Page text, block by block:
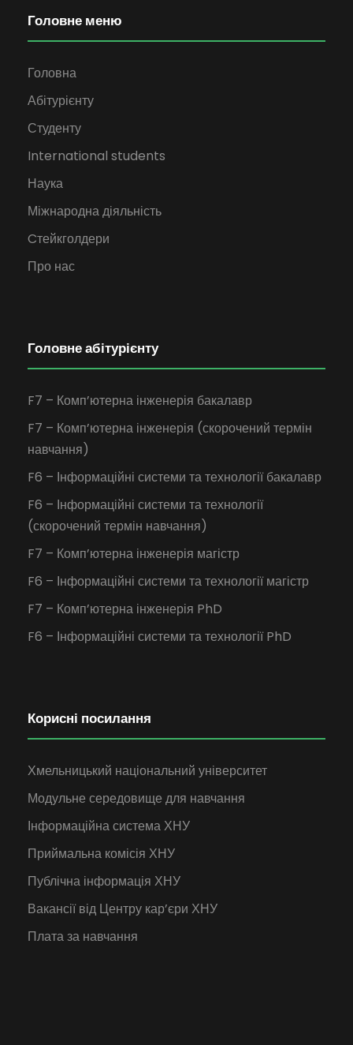
Головне меню
Головна
Абітурієнту
Студенту
International students
Наука
Міжнародна діяльність
Cтейкголдери
Про нас
Головне абітурієнту
F7 – Комп’ютерна інженерія бакалавр
F7 – Комп’ютерна інженерія (скорочений термін
навчання)
F6 – Інформаційні системи та технології бакалавр
F6 – Інформаційні системи та технології
(скорочений термін навчання)
F7 – Комп’ютерна інженерія магістр
F6 – Інформаційні системи та технології магістр
F7 – Комп’ютерна інженерія PhD
F6 – Інформаційні системи та технології PhD
Корисні посилання
Хмельницький національний університет
Модульне середовище для навчання
Інформаційна система ХНУ
Приймальна комісія ХНУ
Публічна інформація ХНУ
Вакансії від Центру кар’єри ХНУ
Плата за навчання